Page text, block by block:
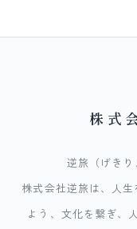
株式
逆旅（げきり
株式会社逆旅は、人
よう、文化を繋ぎ、